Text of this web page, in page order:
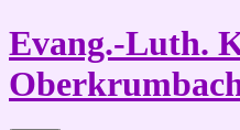
Zum
Inhalt
springen
Evang.-Luth.